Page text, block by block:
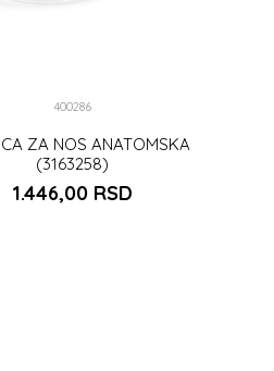
400286
ZA NOS ANATOMSKA
(3163258)
1.446,00 RSD